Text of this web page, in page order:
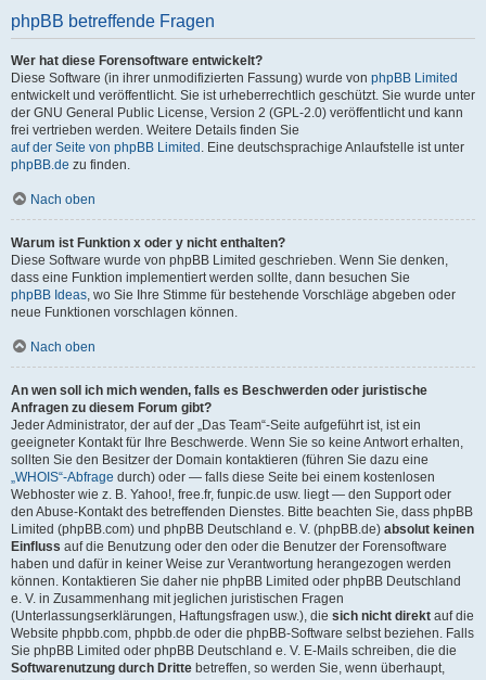
phpBB betreffende Fragen
Wer hat diese Forensoftware entwickelt?
Diese Software (in ihrer unmodifizierten Fassung) wurde von phpBB Limited
entwickelt und veröffentlicht. Sie ist urheberrechtlich geschützt. Sie wurde unter
der GNU General Public License, Version 2 (GPL-2.0) veröffentlicht und kann
frei vertrieben werden. Weitere Details finden Sie
auf der Seite von phpBB Limited . Eine deutschsprachige Anlaufstelle ist unter
phpBB.de zu finden.
Nach oben
Warum ist Funktion x oder y nicht enthalten?
Diese Software wurde von phpBB Limited geschrieben. Wenn Sie denken,
dass eine Funktion implementiert werden sollte, dann besuchen Sie
phpBB Ideas, wo Sie Ihre Stimme für bestehende Vorschläge abgeben oder
neue Funktionen vorschlagen können.
Nach oben
An wen soll ich mich wenden, falls es Beschwerden oder juristische
Anfragen zu diesem Forum gibt?
Jeder Administrator, der auf der „Das Team“-Seite aufgeführt ist, ist ein
geeigneter Kontakt für Ihre Beschwerde. Wenn Sie so keine Antwort erhalten,
sollten Sie den Besitzer der Domain kontaktieren (führen Sie dazu eine
„WHOIS“-Abfrage durch) oder — falls diese Seite bei einem kostenlosen
Webhoster wie z. B. Yahoo!, free.fr, funpic.de usw. liegt — den Support oder
den Abuse-Kontakt des betreffenden Dienstes. Bitte beachten Sie, dass phpBB
Limited (phpBB.com) und phpBB Deutschland e. V. (phpBB.de) absolut keinen
Einfluss auf die Benutzung oder den oder die Benutzer der Forensoftware
haben und dafür in keiner Weise zur Verantwortung herangezogen werden
können. Kontaktieren Sie daher nie phpBB Limited oder phpBB Deutschland
e. V. in Zusammenhang mit jeglichen juristischen Fragen
(Unterlassungserklärungen, Haftungsfragen usw.), die sich nicht direkt auf die
Website phpbb.com, phpbb.de oder die phpBB-Software selbst beziehen. Falls
Sie phpBB Limited oder phpBB Deutschland e. V. E-Mails schreiben, die die
Softwarenutzung durch Dritte betreffen, so werden Sie, wenn überhaupt,